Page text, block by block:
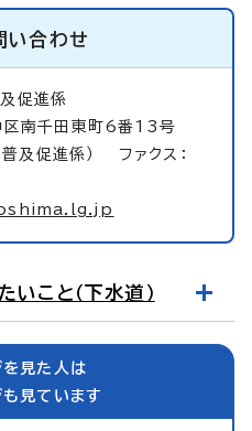
い合わせ
促進係
南千田東町6番13号
促進係） ファクス：
こと（下水道）
を見た人は
も見ています